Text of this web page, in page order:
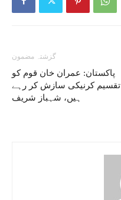
گزشتہ مضمون
پاکستان: عمران خان قوم کو
تقسیم کرنیکی سازش کر رہے
ہیں، شہباز شریف